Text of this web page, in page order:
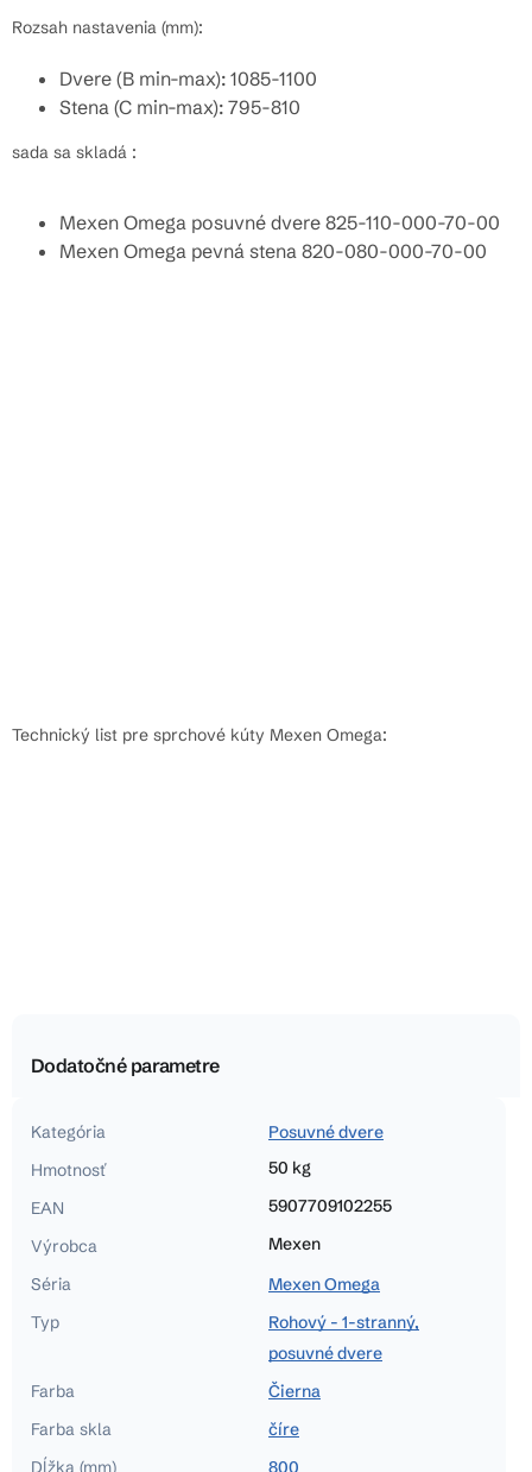
Rozsah nastavenia (mm):
Dvere (B min-max): 1085-1100
Stena (C min-max): 795-810
sada sa skladá :
Mexen Omega posuvné dvere 825-110-000-70-00
Mexen Omega pevná stena 820-080-000-70-00
Technický list pre sprchové kúty Mexen Omega:
Dodatočné parametre
Kategória
Posuvné dvere
Hmotnosť
50 kg
EAN
5907709102255
Výrobca
Mexen
Séria
Mexen Omega
Typ
Rohový - 1-stranný,
posuvné dvere
Farba
Čierna
Farba skla
číre
Dĺžka (mm)
800